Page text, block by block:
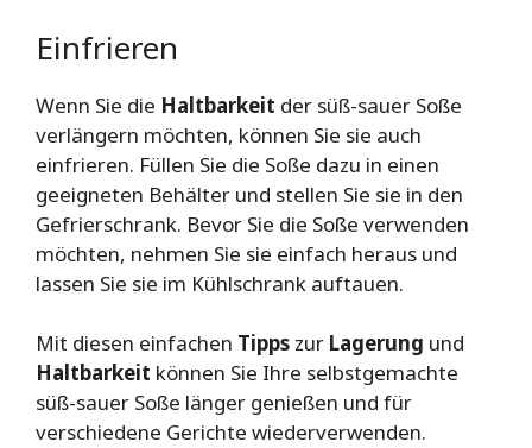
Einfrieren
Wenn Sie die Haltbarkeit der süß-sauer Soße
verlängern möchten, können Sie sie auch
einfrieren. Füllen Sie die Soße dazu in einen
geeigneten Behälter und stellen Sie sie in den
Gefrierschrank. Bevor Sie die Soße verwenden
möchten, nehmen Sie sie einfach heraus und
lassen Sie sie im Kühlschrank auftauen.
Mit diesen einfachen Tipps zur Lagerung und
Haltbarkeit können Sie Ihre selbstgemachte
süß-sauer Soße länger genießen und für
verschiedene Gerichte wiederverwenden.